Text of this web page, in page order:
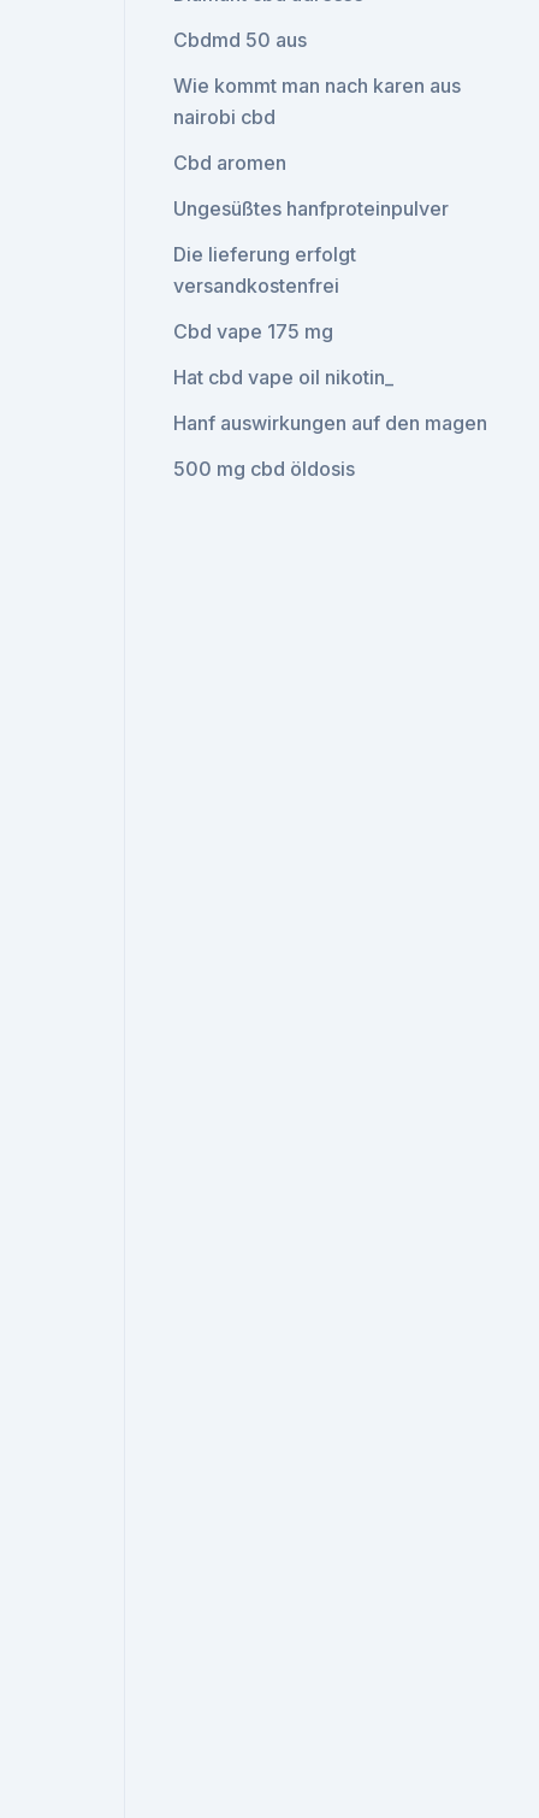
Cbdmd 50 aus
Wie kommt man nach karen aus
nairobi cbd
Cbd aromen
Ungesüßtes hanfproteinpulver
Die lieferung erfolgt
versandkostenfrei
Cbd vape 175 mg
Hat cbd vape oil nikotin_
Hanf auswirkungen auf den magen
500 mg cbd öldosis